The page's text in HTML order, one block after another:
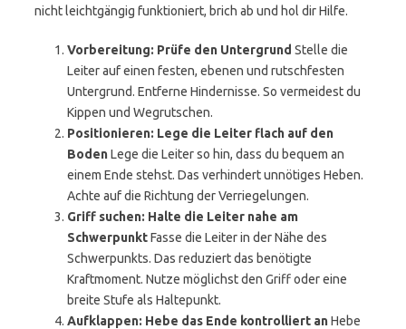
nicht leichtgängig funktioniert, brich ab und hol dir Hilfe.
Vorbereitung: Prüfe den Untergrund Stelle die
Leiter auf einen festen, ebenen und rutschfesten
Untergrund. Entferne Hindernisse. So vermeidest du
Kippen und Wegrutschen.
Positionieren: Lege die Leiter flach auf den
BodenLege die Leiter so hin, dass du bequem an
einem Ende stehst. Das verhindert unnötiges Heben.
Achte auf die Richtung der Verriegelungen.
Griff suchen: Halte die Leiter nahe am
SchwerpunktFasse die Leiter in der Nähe des
Schwerpunkts. Das reduziert das benötigte
Kraftmoment. Nutze möglichst den Griff oder eine
breite Stufe als Haltepunkt.
Aufklappen: Hebe das Ende kontrolliert anHebe